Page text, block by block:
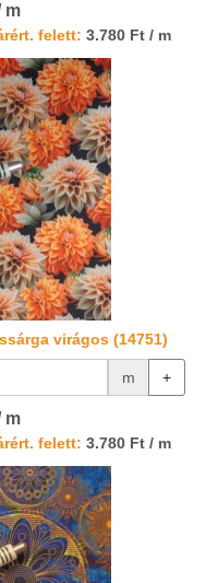
m
felett: 3.780 Ft / m
virágos (14751)
m +
m
felett: 3.780 Ft / m